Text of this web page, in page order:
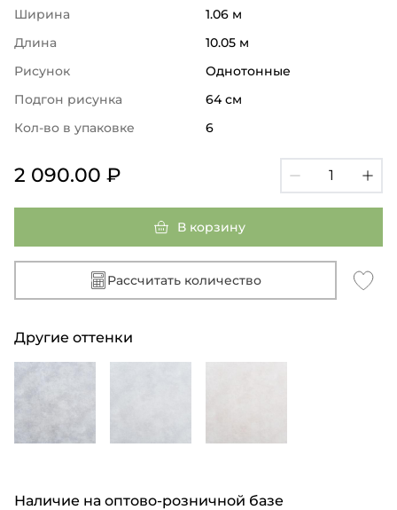
Ширина
1.06 м
Длина
10.05 м
Рисунок
Однотонные
Подгон рисунка
64 см
Кол-во в упаковке
6
2 090.00 ₽
В корзину
Рассчитать количество
Другие оттенки
Наличие на оптово-розничной базе